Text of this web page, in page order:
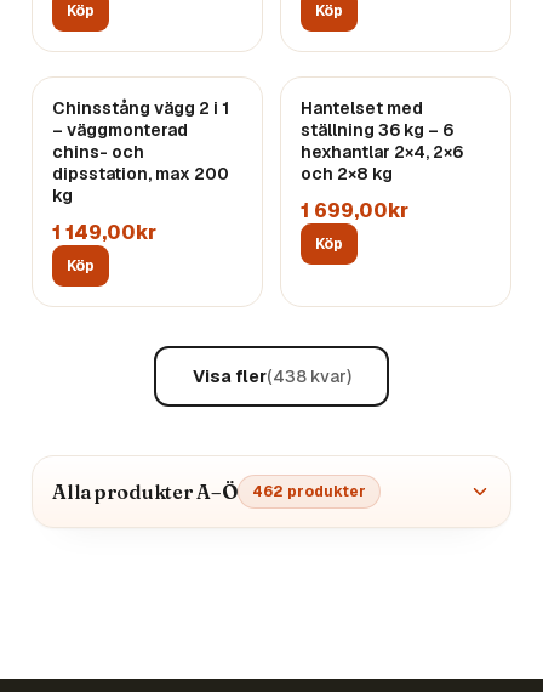
Köp Köp
Chinsstång vägg 2 i 1
– väggmonterad
chins- och
dipsstation, max 200
kg
1 149,00kr
Köp
Hantelset med
ställning 36 kg – 6
hexhantlar 2×4, 2×6
och 2×8 kg
1 699,00kr
Köp
Visa fler(438kvar)
Alla produkter A–Ö 462 produkter